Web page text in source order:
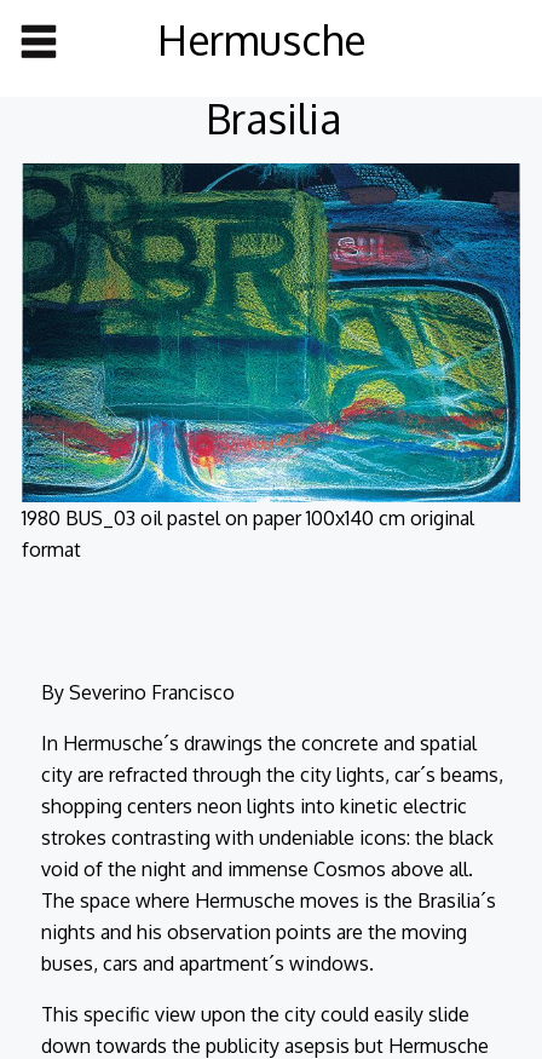
Hermusche
Brasilia
1980 BUS_03 oil pastel on paper 100x140 cm original
format
By Severino Francisco
In Hermusche´s drawings the concrete and spatial
city are refracted through the city lights, car´s beams,
shopping centers neon lights into kinetic electric
strokes contrasting with undeniable icons: the black
void of the night and immense Cosmos above all.
The space where Hermusche moves is the Brasilia´s
nights and his observation points are the moving
buses, cars and apartment´s windows.
This specific view upon the city could easily slide
down towards the publicity asepsis but Hermusche